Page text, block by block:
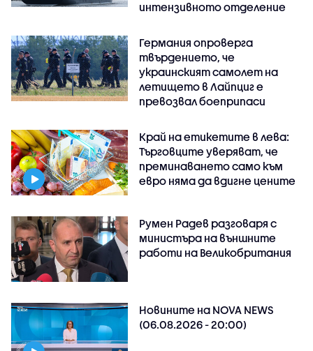
интензивното отделение
Германия опроверга
твърдението, че
украинският самолет на
летището в Лайпциг е
превозвал боеприпаси
Край на етикетите в лева:
Търговците уверяват, че
преминаването само към
евро няма да вдигне цените
Румен Радев разговаря с
министъра на външните
работи на Великобритания
Новините на NOVA NEWS
(06.08.2026 - 20:00)